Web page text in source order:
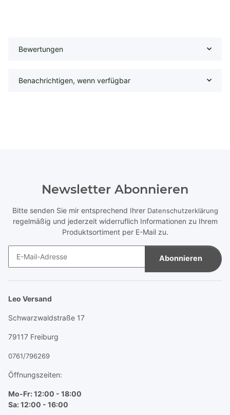
Bewertungen
Benachrichtigen, wenn verfügbar
Newsletter Abonnieren
Bitte senden Sie mir entsprechend Ihrer Datenschutzerklärung
regelmäßig und jederzeit widerruflich Informationen zu Ihrem
Produktsortiment per E-Mail zu.
Abonnieren
Leo Versand
Schwarzwaldstraße 17
79117 Freiburg
0761/796269
Öffnungszeiten:
Mo-Fr: 12:00 - 18:00
Sa: 12:00 - 16:00